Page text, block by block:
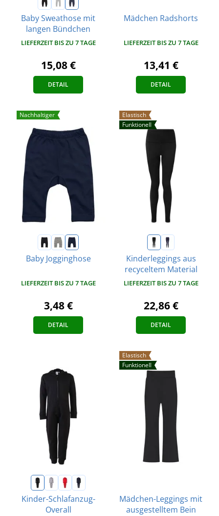
Baby Sweathose mit
langen Bündchen
LIEFERZEIT BIS ZU 7 TAGE
15,08 €
DETAIL
Mädchen Radshorts
LIEFERZEIT BIS ZU 7 TAGE
13,41 €
DETAIL
Nachhaltiger
Baby Jogginghose
LIEFERZEIT BIS ZU 7 TAGE
3,48 €
DETAIL
Elastisch
Funktionell
Kinderleggings aus
recyceltem Material
LIEFERZEIT BIS ZU 7 TAGE
22,86 €
DETAIL
Kinder-Schlafanzug-
Overall
Elastisch
Funktionell
Mädchen-Leggings mit
ausgestelltem Bein